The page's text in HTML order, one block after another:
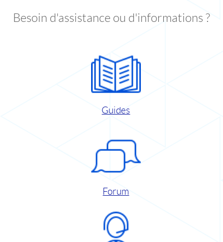
Besoin d'assistance ou d'informations ?
Guides
Forum